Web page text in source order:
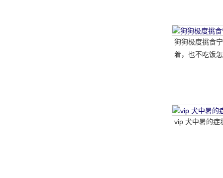
狗狗极度挑食
着，也不吃饭
vip 犬中暑的症